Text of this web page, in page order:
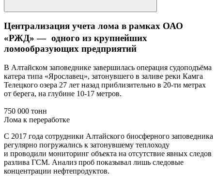
Централизация учета лома в рамках ОАО
«РЖД» — одного из крупнейших
ломообразующих предприятий
В Алтайском заповеднике завершилась операция судоподъёма
катера типа «Ярославец», затонувшего в заливе реки Камга
Телецкого озера 27 лет назад приблизительно в 20-ти метрах
от берега, на глубине 10-17 метров.
750 000 тонн
Лома к переработке
С 2017 года сотрудники Алтайского биосферного заповедника
регулярно погружались к затонувшему теплоходу
и проводили мониторинг объекта на отсутствие явных следов
разлива ГСМ. Анализ проб показывал лишь следовые
концентрации нефтепродуктов.